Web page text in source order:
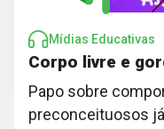
Mídias Educativas
Corpo livre e
Papo sobre
preconceituosos já